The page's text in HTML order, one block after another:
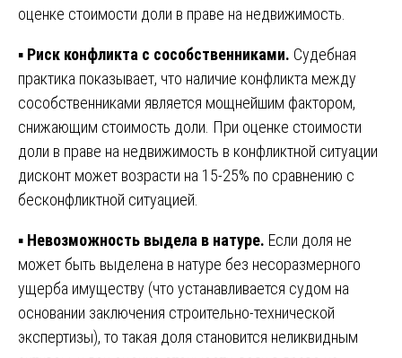
оценке стоимости доли в праве на недвижимость.
▪️ Риск конфликта с сособственниками. Судебная
практика показывает, что наличие конфликта между
сособственниками является мощнейшим фактором,
снижающим стоимость доли. При оценке стоимости
доли в праве на недвижимость в конфликтной ситуации
дисконт может возрасти на 15-25% по сравнению с
бесконфликтной ситуацией.
▪️ Невозможность выдела в натуре. Если доля не
может быть выделена в натуре без несоразмерного
ущерба имуществу (что устанавливается судом на
основании заключения строительно-технической
экспертизы), то такая доля становится неликвидным